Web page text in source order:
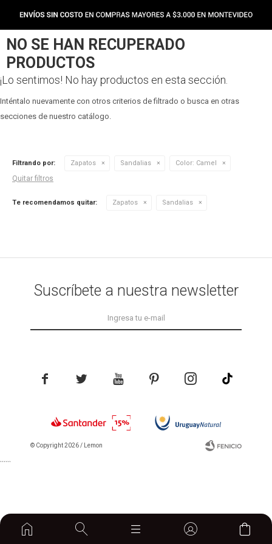
home 
NO SE HAN RECUPERADO
PRODUCTOS
¡Lo sentimos! No hay productos en esta sección.
Inténtalo nuevamente con otros criterios de filtrado o busca en otras
secciones de nuestro catálogo.
Filtrando por: Zapatos Sandalias Color: Camel
Quitar filtros
Te recomendamos quitar: Zapatos Sandalias
Suscríbete a nuestra newsletter
    
© Copyright 2026 / Lemon
``````